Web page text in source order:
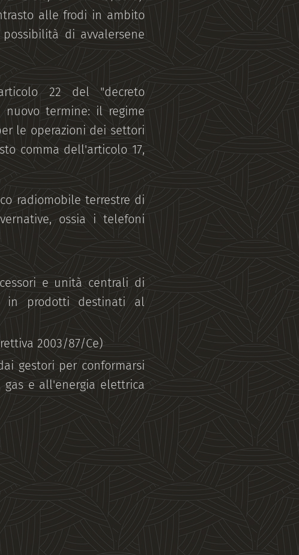
alle frodi in ambito
di avvalersene
22 del "decreto
nuovo termine: il regime
le operazioni dei settori
comma dell'articolo 17,
radiomobile terrestre di
ossia i telefoni
e unità centrali di
in prodotti destinati al
2003/87/Ce)
gestori per conformarsi
e all'energia elettrica